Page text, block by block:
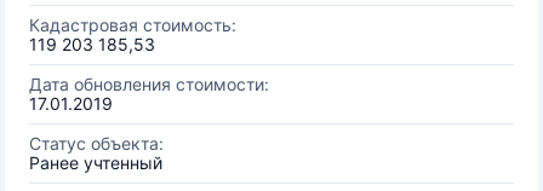
Кадастровая стоимость:
119 203 185,53
Дата обновления стоимости:
17.01.2019
Статус объекта:
Ранее учтенный